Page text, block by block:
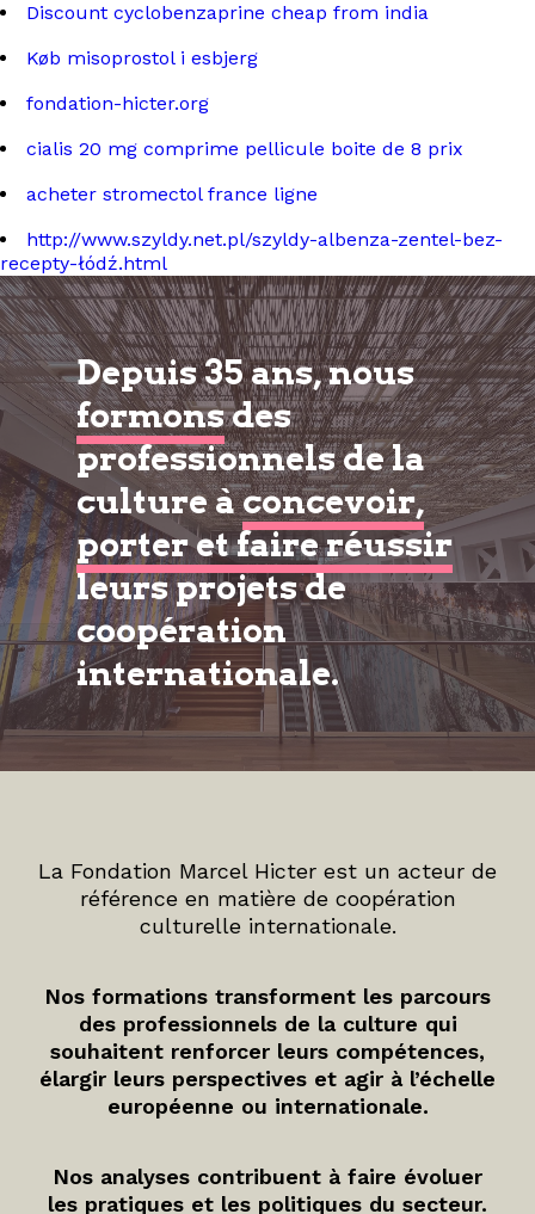
Discount cyclobenzaprine cheap from india
Køb misoprostol i esbjerg
fondation-hicter.org
cialis 20 mg comprime pellicule boite de 8 prix
acheter stromectol france ligne
http://www.szyldy.net.pl/szyldy-albenza-zentel-bez-
recepty-łódź.html
Depuis 35 ans, nous
formonsdes
professionnels de la
culture àconcevoir,
porter et faire réussir
leurs projets de
coopération
internationale.
La Fondation Marcel Hicter est un acteur de
référence en matière de coopération
culturelle internationale.
Nos formations transforment les parcours
des professionnels de la culture qui
souhaitent renforcer leurs compétences,
élargir leurs perspectives et agir à l’échelle
européenne ou internationale.
Nos analyses contribuent à faire évoluer
les pratiques et les politiques du secteur.